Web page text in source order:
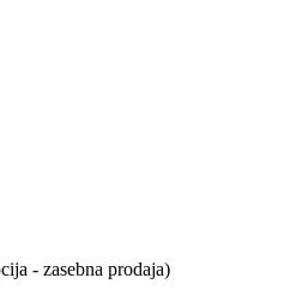
- zasebna prodaja)